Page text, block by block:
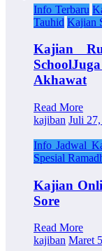
Info Terbaru
Tauhid Kajian
Kajian
Akhawat
Read More
kajiban Juli
Info Jadwal
Spesial
Kajian
Sore
Read More
kajiban Maret